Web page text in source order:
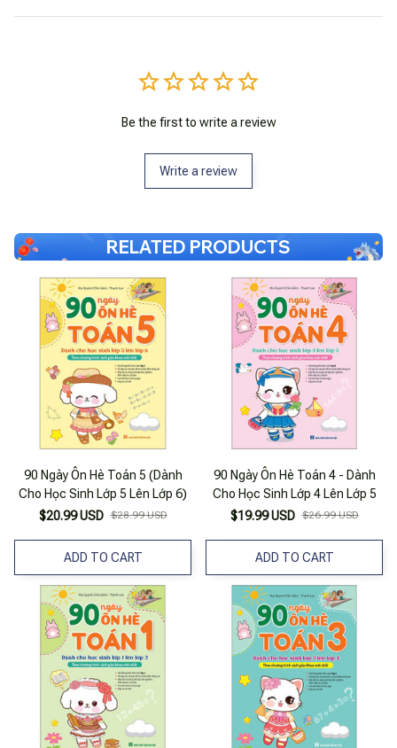
Be the first to write a review
Write a review
RELATED PRODUCTS
90 Ngày Ôn Hè Toán 5 (Dành
Cho Học Sinh Lớp 5 Lên Lớp 6)
$20.99 USD $28.99 USD
ADD TO CART
90 Ngày Ôn Hè Toán 4 - Dành
Cho Học Sinh Lớp 4 Lên Lớp 5
$19.99 USD $26.99 USD
ADD TO CART